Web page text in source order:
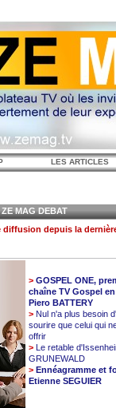
LES ARTICLES
MAG DEBAT
diffusion depuis la
> GOSPEL ONE,
chaîne TV Gospel
Piero BATTERY
> Nul n'a plus besoin
sourire que celui qui
offrir
> Le retable
GRUNEWALD
> Ennéagramme et
Etienne SEGUIER